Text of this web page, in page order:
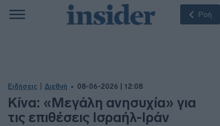
Ροή
Ειδήσεις Διεθνή 08-06-2026 | 12:08
Κίνα: «Μεγάλη ανησυχία» για
τις επιθέσεις Ισραήλ-Ιράν